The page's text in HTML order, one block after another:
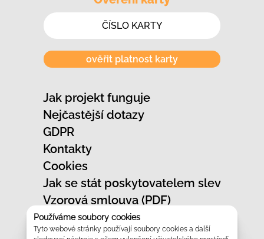
Používáme soubory cookies
Tyto webové stránky používají soubory cookies a další
Jak projekt funguje
Nejčastější dotazy
GDPR
Kontakty
Cookies
Jak se stát poskytovatelem slev
ověřit platnost karty
Vzorová smlouva (PDF)
Jak označit provozovnu
Vzhled slevových karet